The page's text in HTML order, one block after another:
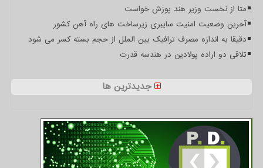
متا از نخست وزیر هند پوزش خواست
آخرین وضعیت امنیت سایبری زیرساخت های راه آهن کشور
دقیقا به اندازه مصرف ترافیک بین الملل از حجم بسته کسر می شود
تلاقی دو اراده پولادین در هندسه قدرت
جدیدترین ها